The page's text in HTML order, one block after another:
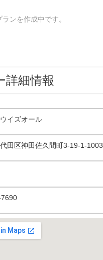
ンを作成中です。
詳細情報
イズオール
田区神田佐久間町3-19-1-1003